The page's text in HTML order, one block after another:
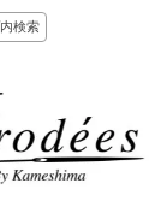
検索